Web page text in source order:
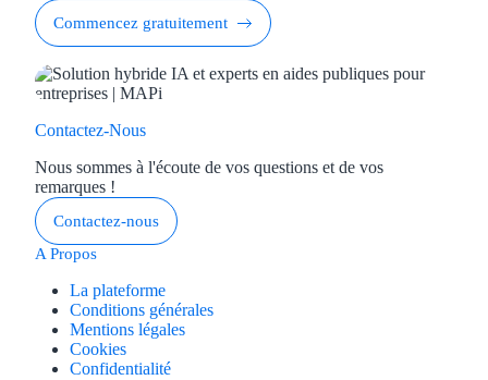
Aides Région
Outre-mer
Commencez gratuitement
Contactez-Nous
Nous sommes à l'écoute de vos questions et de vos
remarques !
Contactez-nous
A Propos
La plateforme
Conditions générales
Mentions légales
Cookies
Confidentialité